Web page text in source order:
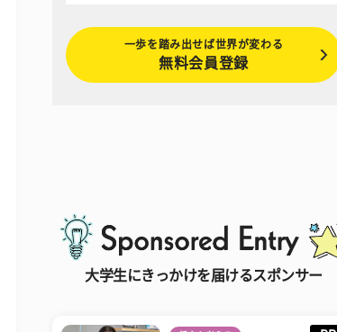
一歩を踏み出せば世界が変わる
無料会員登録
大学生にきっかけを届けるスポンサー